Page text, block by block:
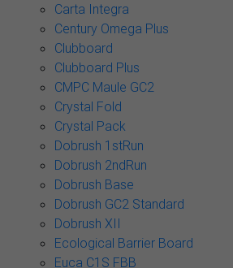
Carta Integra
Century Omega Plus
Clubboard
Clubboard Plus
CMPC Maule GC2
Crystal Fold
Crystal Pack
Dobrush 1stRun
Dobrush 2ndRun
Dobrush Base
Dobrush GC2 Standard
Dobrush XII
Ecological Barrier Board
Euca C1S FBB